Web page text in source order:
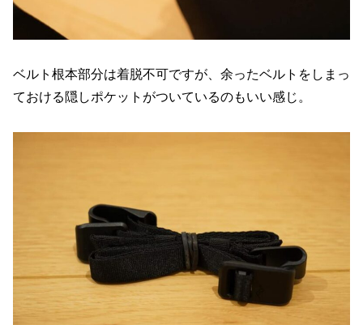
ベルト根本部分は着脱不可ですが、余ったベルトをしまっ
ておける隠しポケットがついているのもいい感じ。